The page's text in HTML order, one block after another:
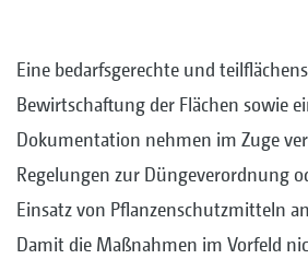
Eine bedarfsgerechte und
Bewirtschaftung der Flächen sowie
Dokumentation nehmen im Zuge
Regelungen zur Düngeverordnung
Einsatz von Pflanzenschutzmitteln
Damit die Maßnahmen im Vorfeld